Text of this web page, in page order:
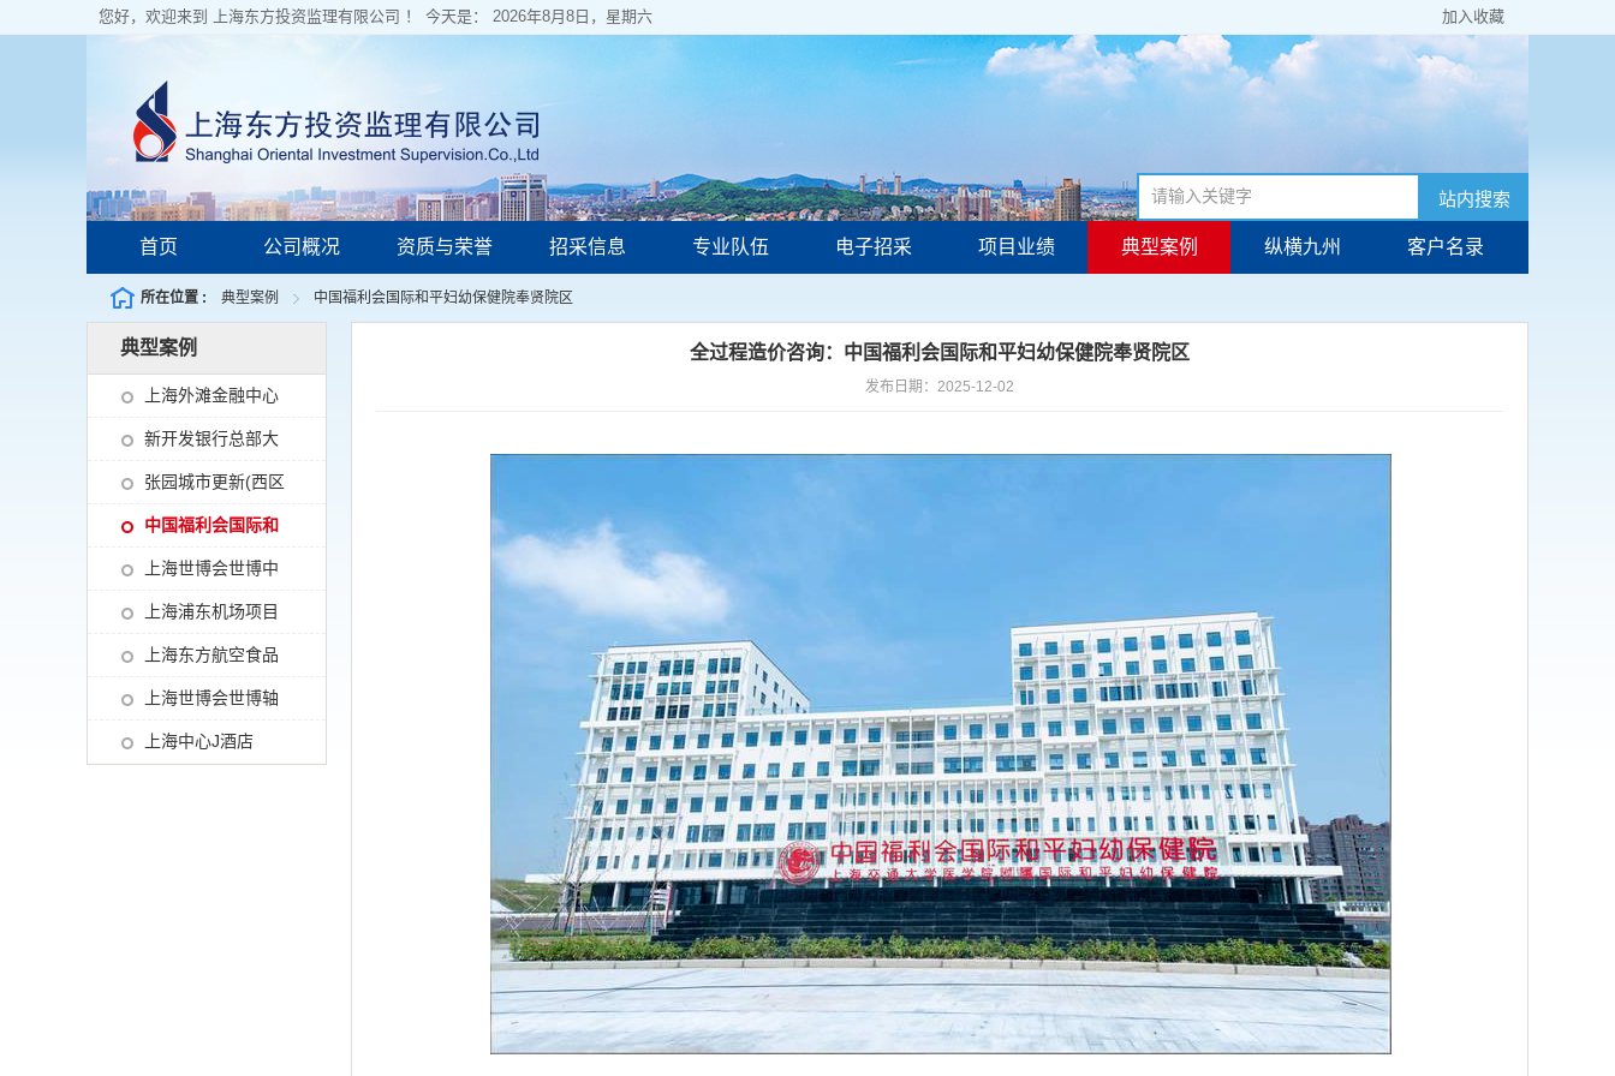
您好，欢迎来到 上海东方投资监理有限公司 ！ 今天是： 2026年8月8日，星期六 加入收藏
站内搜索
首页 公司概况 资质与荣誉 招采信息 专业队伍 电子招采 项目业绩 典型案例 纵横九州 客户名录
所在位置 : 典型案例 中国福利会国际和平妇幼保健院奉贤院区
全过程造价咨询：中国福利会国际和平妇幼保健院奉贤院区
发布日期：2025-12-02
典型案例
上海外滩金融中心
（BFC）
新开发银行总部大
楼工程
张园城市更新(西区
115-02地块保护性
综合改造工程)
中国福利会国际和
平妇幼保健院奉贤
院区
上海世博会世博中
心项目
上海浦东机场项目
上海东方航空食品
有限公司项目
上海世博会世博轴
上海中心J酒店